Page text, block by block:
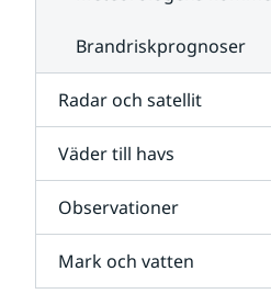
Brandriskprognoser
Radar och satellit
Väder till havs
Observationer
Mark och vatten